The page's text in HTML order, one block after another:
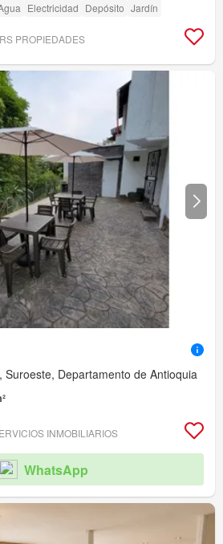
Electricidad Depósito Jardín
PROPIEDADES
Suroeste, Departamento de Antioquia
INMOBILIARIOS
WhatsApp